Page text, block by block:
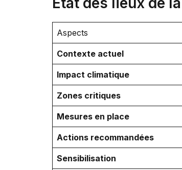
Aspects
Contexte actuel
Impact climatique
Zones critiques
Mesures en place
Actions recommandées
Sensibilisation